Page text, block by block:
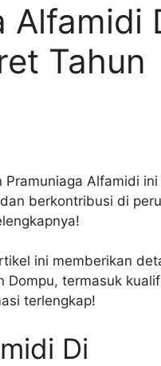
Alfamidi
Tahun
Alfamidi ini
berkontribusi di
ini memberikan
Dompu, termasuk
terlengkap!
Di